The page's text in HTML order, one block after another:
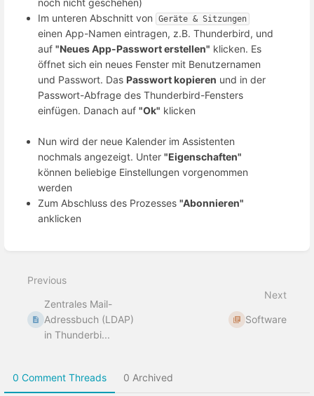
Im unteren Abschnitt von
Geräte & Sitzungen
einen App-Namen eintragen, z.B. Thunderbird, und
auf "Neues App-Passwort erstellen" klicken. Es
öffnet sich ein neues Fenster mit Benutzernamen
und Passwort. Das Passwort kopieren und in der
Passwort-Abfrage des Thunderbird-Fensters
einfügen. Danach auf "Ok" klicken
Nun wird der neue Kalender im Assistenten
nochmals angezeigt. Unter "Eigenschaften"
können beliebige Einstellungen vorgenommen
werden
Zum Abschluss des Prozesses "Abonnieren"
anklicken
mode
Previous
Zentrales Mail-
Adressbuch (LDAP)
in Thunderbi...
Next
Software
0 Comment Threads 0 Archived